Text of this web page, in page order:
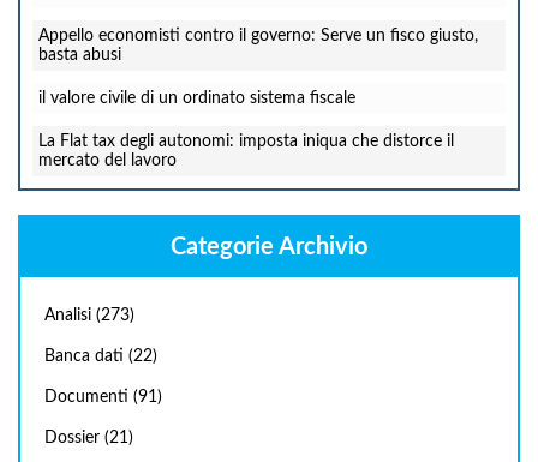
Appello economisti contro il governo: Serve un fisco giusto,
basta abusi
il valore civile di un ordinato sistema fiscale
La Flat tax degli autonomi: imposta iniqua che distorce il
mercato del lavoro
Categorie Archivio
Analisi (273)
Banca dati (22)
Documenti (91)
Dossier (21)